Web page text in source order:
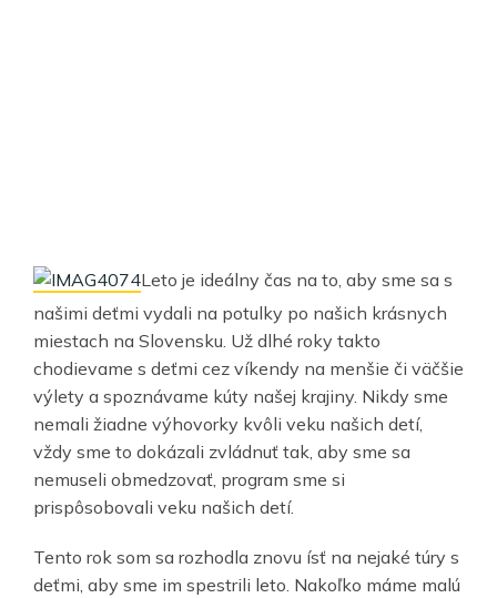
Leto je ideálny čas na to, aby sme sa s
našimi deťmi vydali na potulky po našich krásnych
miestach na Slovensku. Už dlhé roky takto
chodievame s deťmi cez víkendy na menšie či väčšie
výlety a spoznávame kúty našej krajiny. Nikdy sme
nemali žiadne výhovorky kvôli veku našich detí,
vždy sme to dokázali zvládnuť tak, aby sme sa
nemuseli obmedzovať, program sme si
prispôsobovali veku našich detí.
Tento rok som sa rozhodla znovu ísť na nejaké túry s
deťmi, aby sme im spestrili leto. Nakoľko máme malú